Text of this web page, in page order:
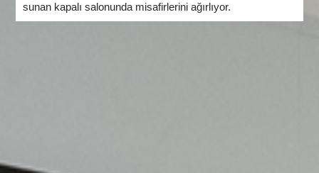
sunan kapalı salonunda misafirlerini ağırlıyor.